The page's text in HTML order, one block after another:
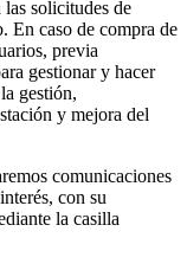
las solicitudes de
En caso de compra de
previa
gestionar y hacer
gestión,
y mejora del
comunicaciones
con su
la casilla